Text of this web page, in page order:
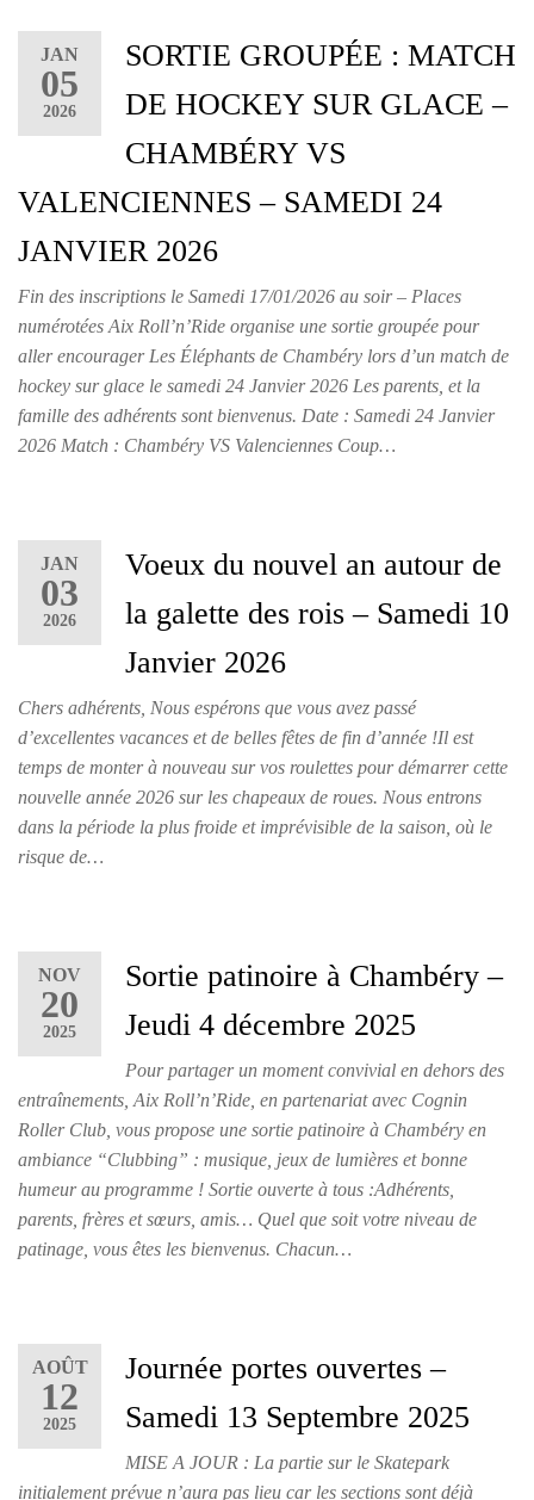
JAN
05
2026
SORTIE GROUPÉE : MATCH
DE HOCKEY SUR GLACE –
CHAMBÉRY VS
VALENCIENNES – SAMEDI 24
JANVIER 2026
Fin des inscriptions le Samedi 17/01/2026 au soir – Places
numérotées Aix Roll’n’Ride organise une sortie groupée pour
aller encourager Les Éléphants de Chambéry lors d’un match de
hockey sur glace le samedi 24 Janvier 2026 Les parents, et la
famille des adhérents sont bienvenus. Date : Samedi 24 Janvier
2026 Match : Chambéry VS Valenciennes Coup…
JAN
03
2026
Voeux du nouvel an autour de
la galette des rois – Samedi 10
Janvier 2026
Chers adhérents, Nous espérons que vous avez passé
d’excellentes vacances et de belles fêtes de fin d’année !Il est
temps de monter à nouveau sur vos roulettes pour démarrer cette
nouvelle année 2026 sur les chapeaux de roues. Nous entrons
dans la période la plus froide et imprévisible de la saison, où le
risque de…
NOV
20
2025
Sortie patinoire à Chambéry –
Jeudi 4 décembre 2025
Pour partager un moment convivial en dehors des
entraînements, Aix Roll’n’Ride, en partenariat avec Cognin
Roller Club, vous propose une sortie patinoire à Chambéry en
ambiance “Clubbing” : musique, jeux de lumières et bonne
humeur au programme ! Sortie ouverte à tous :Adhérents,
parents, frères et sœurs, amis… Quel que soit votre niveau de
patinage, vous êtes les bienvenus. Chacun…
AOÛT
12
2025
Journée portes ouvertes –
Samedi 13 Septembre 2025
MISE A JOUR : La partie sur le Skatepark
initialement prévue n’aura pas lieu car les sections sont déjà